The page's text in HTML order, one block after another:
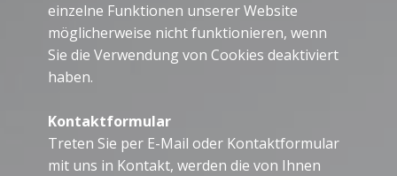
einzelne Funktionen unserer Website
möglicherweise nicht funktionieren, wenn
Sie die Verwendung von Cookies deaktiviert
haben.
Kontaktformular
Treten Sie per E-Mail oder Kontaktformular
mit uns in Kontakt, werden die von Ihnen